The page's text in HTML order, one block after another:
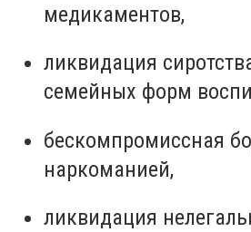
медикаментов,
ликвидация
семейных форм
бескомпромиссная
наркоманией,
ликвидация